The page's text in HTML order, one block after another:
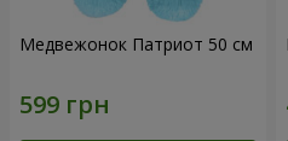
Медвежонок Патриот 50 см